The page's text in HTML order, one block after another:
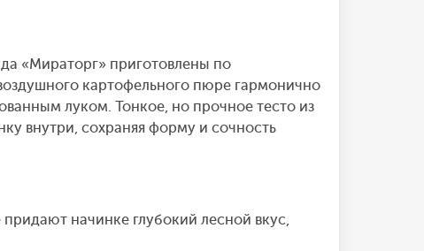
«Мираторг» приготовлены по
картофельного пюре гармонично
луком. Тонкое, но прочное тесто из
внутри, сохраняя форму и сочность
начинке глубокий лесной вкус,